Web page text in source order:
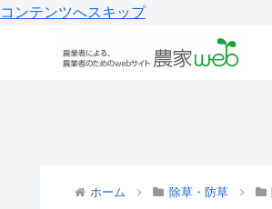
コンテンツへスキップ
ホーム 除草・防草